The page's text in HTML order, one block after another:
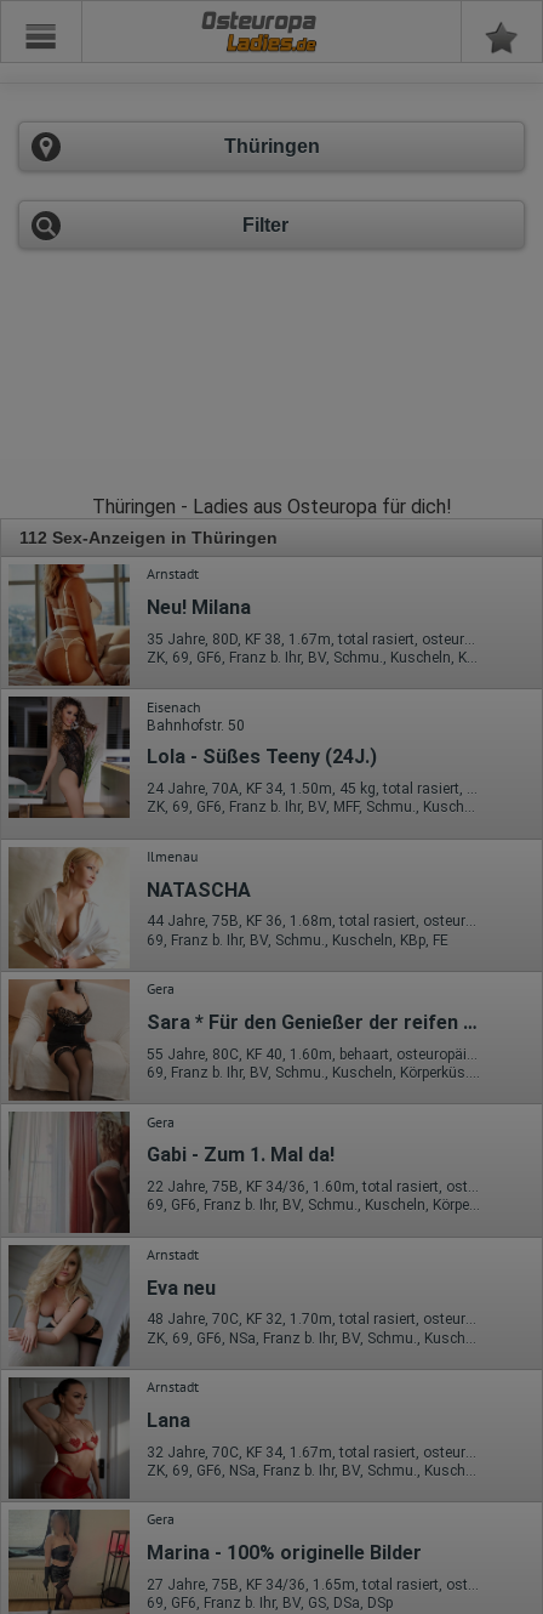
Osteuropa
Thüringen
Filter
Thüringen - Ladies aus Osteuropa für dich!
112 Sex-Anzeigen in Thüringen
Arnstadt
Neu! Milana
35 Jahre, 80D, KF 38, 1.67m, total rasiert, osteuropäisch
ZK, 69, GF6, Franz b. Ihr, BV, Schmu., Kuscheln, Körperküs.
Eisenach
Bahnhofstr. 50
Lola - Süßes Teeny (24J.)
24 Jahre, 70A, KF 34, 1.50m, 45 kg, total rasiert, osteuropäisch
ZK, 69, GF6, Franz b. Ihr, BV, MFF, Schmu., Kuscheln
Ilmenau
NATASCHA
44 Jahre, 75B, KF 36, 1.68m, total rasiert, osteuropäisch
69, Franz b. Ihr, BV, Schmu., Kuscheln, KBp, FE
Gera
Sara * Für den Genießer der reifen behaarten Lust.
69, Franz b. Ihr, BV, Schmu., Kuscheln, Körperküs., DSa, DSp
Gera
Gabi - Zum 1. Mal da!
22 Jahre, 75B, KF 34/36, 1.60m, total rasiert, osteuropäisch
69, GF6, Franz b. Ihr, BV, Schmu., Kuscheln, Körperküs., DSa
Arnstadt
Eva neu
48 Jahre, 70C, KF 32, 1.70m, total rasiert, osteuropäisch
Arnstadt
Lana
ZK, 69, GF6, NSa, Franz b. Ihr, BV, Schmu., Kuscheln
Gera
Marina - 100% originelle Bilder
27 Jahre, 75B, KF 34/36, 1.65m, total rasiert, osteuropäisch
69, GF6, Franz b. Ihr, BV, GS, DSa, DSp